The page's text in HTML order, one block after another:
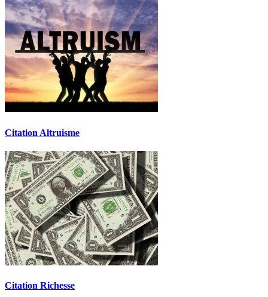
Citation Altruisme
Citation Richesse